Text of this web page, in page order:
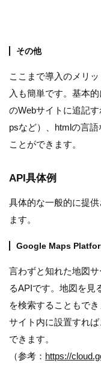
その他
ここまで導入のメリ
入も簡単です。基本
のWebサイトに追記
psなど）、htmlの言
ことができます。
API具体例
具体的な一般的に提
ます。
Google Maps
言わずと知れた地図
るAPIです。地図を見
を検索することもでき
サイト内に設置すれ
できます。
（参考： https://